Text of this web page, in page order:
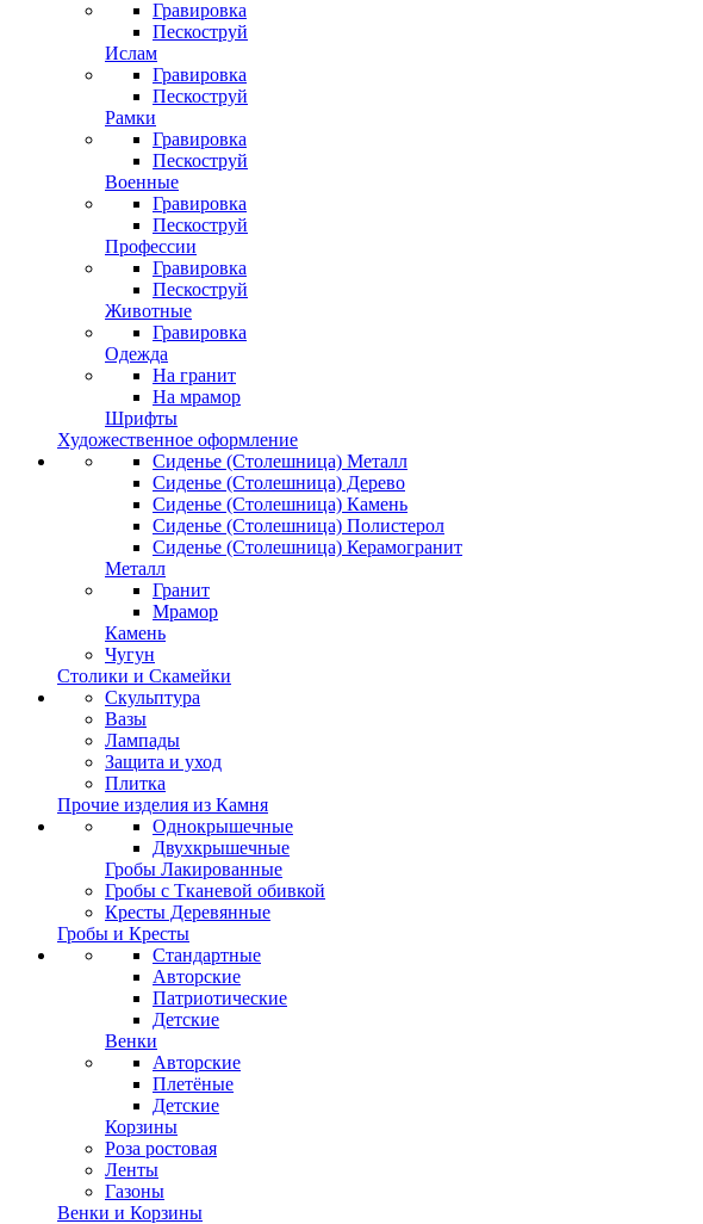
Гравировка
Пескоструй
Ислам
Гравировка
Пескоструй
Рамки
Гравировка
Пескоструй
Военные
Гравировка
Пескоструй
Профессии
Гравировка
Пескоструй
Животные
Гравировка
Одежда
На гранит
На мрамор
Шрифты
Художественное оформление
Сиденье (Столешница) Металл
Сиденье (Столешница) Дерево
Сиденье (Столешница) Камень
Сиденье (Столешница) Полистерол
Сиденье (Столешница) Керамогранит
Металл
Гранит
Мрамор
Камень
Чугун
Столики и Скамейки
Скульптура
Вазы
Лампады
Защита и уход
Плитка
Прочие изделия из Камня
Однокрышечные
Двухкрышечные
Гробы Лакированные
Гробы с Тканевой обивкой
Кресты Деревянные
Гробы и Кресты
Стандартные
Авторские
Патриотические
Детские
Венки
Авторские
Плетёные
Детские
Корзины
Роза ростовая
Ленты
Газоны
Венки и Корзины